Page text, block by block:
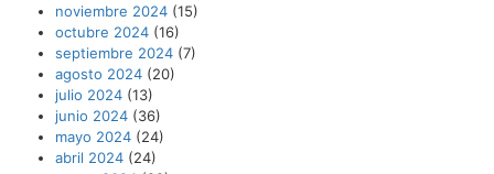
noviembre 2024 (15)
octubre 2024 (16)
septiembre 2024 (7)
agosto 2024 (20)
julio 2024 (13)
junio 2024 (36)
mayo 2024 (24)
abril 2024 (24)